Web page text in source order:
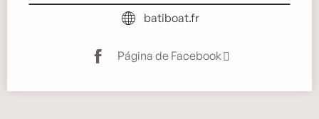
batiboat.fr
Página de Facebook